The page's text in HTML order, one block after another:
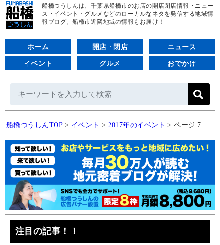
船橋つうしんは、千葉県船橋市のお店の開店閉店情報・ニュー
ス・イベント・グルメなどのローカルなネタを発信する地域情
報ブログ。船橋市近隣地域の情報もお届け！
ホーム 開店・閉店 ニュース
イベント グルメ おでかけ
船橋つうしんTOP > イベント > 2017年のイベント > ページ 7
注目の記事！！